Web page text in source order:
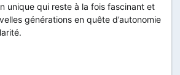
unique qui reste à la fois fascinant et
générations en quête d’autonomie